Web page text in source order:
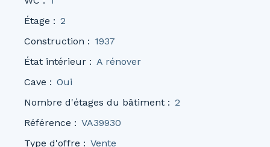
Étage : 2
Construction : 1937
État intérieur : A rénover
Cave : Oui
Nombre d'étages du bâtiment : 2
Référence : VA39930
Type d'offre : Vente